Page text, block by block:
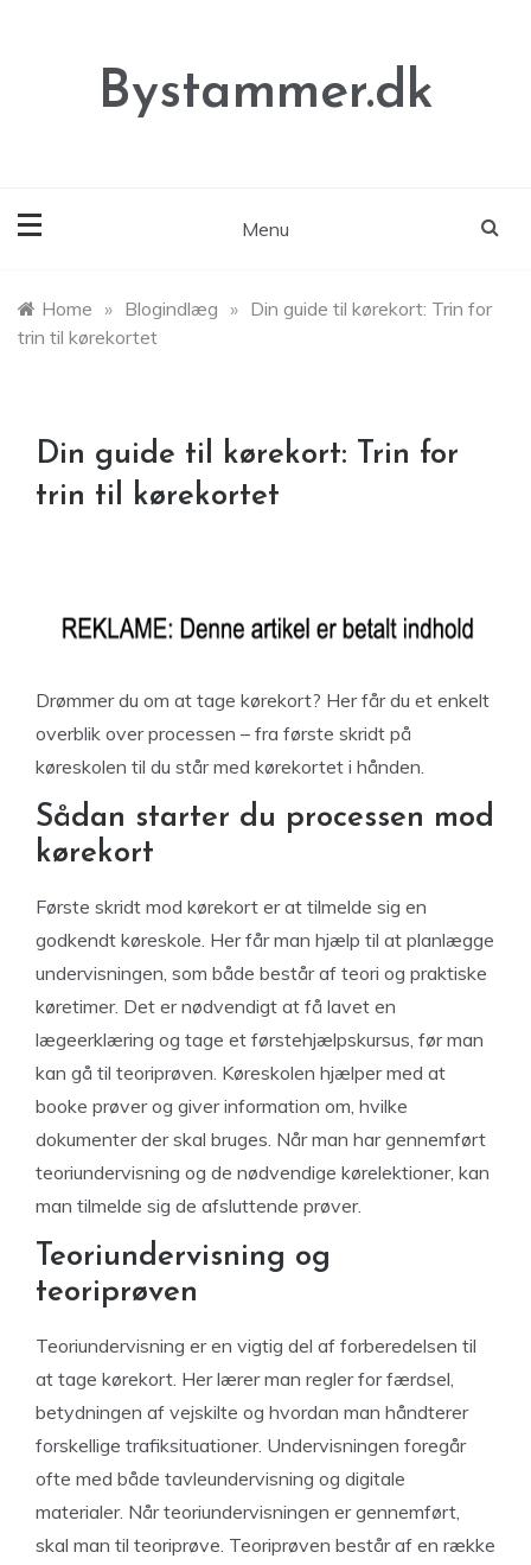
Bystammer.dk
Menu
Home » Blogindlæg » Din guide til kørekort: Trin for
trin til kørekortet
Din guide til kørekort: Trin for
trin til kørekortet
Drømmer du om at tage kørekort? Her får du et enkelt
overblik over processen – fra første skridt på
køreskolen til du står med kørekortet i hånden.
Sådan starter du processen mod
kørekort
Første skridt mod kørekort er at tilmelde sig en
godkendt køreskole. Her får man hjælp til at planlægge
undervisningen, som både består af teori og praktiske
køretimer. Det er nødvendigt at få lavet en
lægeerklæring og tage et førstehjælpskursus, før man
kan gå til teoriprøven. Køreskolen hjælper med at
booke prøver og giver information om, hvilke
dokumenter der skal bruges. Når man har gennemført
teoriundervisning og de nødvendige kørelektioner, kan
man tilmelde sig de afsluttende prøver.
Teoriundervisning og
teoriprøven
Teoriundervisning er en vigtig del af forberedelsen til
at tage kørekort. Her lærer man regler for færdsel,
betydningen af vejskilte og hvordan man håndterer
forskellige trafiksituationer. Undervisningen foregår
ofte med både tavleundervisning og digitale
materialer. Når teoriundervisningen er gennemført,
skal man til teoriprøve. Teoriprøven består af en række